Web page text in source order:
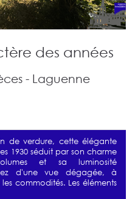
des années
- Laguenne
de verdure, cette élégante
1930 séduit par son charme
et sa luminosité
d'une vue dégagée, à
commodités. Les éléments